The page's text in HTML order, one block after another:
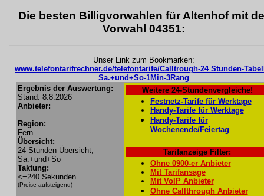
Die besten Billigvorwahlen für Altenhof mit
Vorwahl 04351:
Unser Link zum Bookmarken:
www.telefontarifrechner.de/telefontarife/Calltrough-24 Stunden-
Sa.+und+So-1Min-3Rang
Ergebnis der Auswertung:
Stand: 8.8.2026
Anbieter:
Region:
Fern
Übersicht:
24-Stunden Übersicht,
Sa.+und+So
Taktung:
<=240 Sekunden
(Preise aufsteigend)
Weitere 24-Stundenvergleiche!
Festnetz-Tarife für Werktage
Handy-Tarife für Werktage
Handy-Tarife für
Wochenende/Feiertag
Tarifanzeige Filter:
Ohne 0900-er Anbieter
Mit Tarifansage
Mit VoIP Anbieter
Ohne Callthrough Anbieter